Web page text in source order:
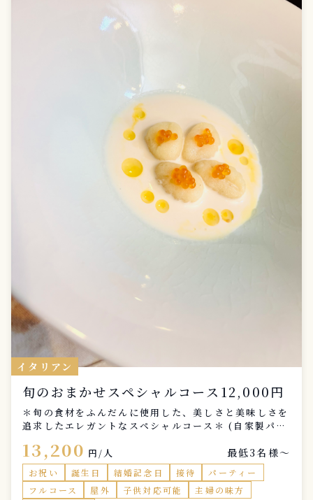
イタリアン
旬のおまかせスペシャルコース12,000円
＊旬の食材をふんだんに使用した、美しさと美味しさを
追求したエレガントなスペシャルコース＊ (自家製パン
温前菜 4品目 パスタ 5品目 魚メインディッシュ 6品
目 肉メインディッシュ 7品目 ドルチェ ※2名様の場
合でも対応可能な場合がございます、要相談。 ※苦手
な食材・アレルギーがある場合は必ずお伝え願います。
13,200 円/人 最低3名様〜
お祝い 誕生日 結婚記念日 接待
パーティー
フルコース
屋外 子供対応可能
主婦の味方